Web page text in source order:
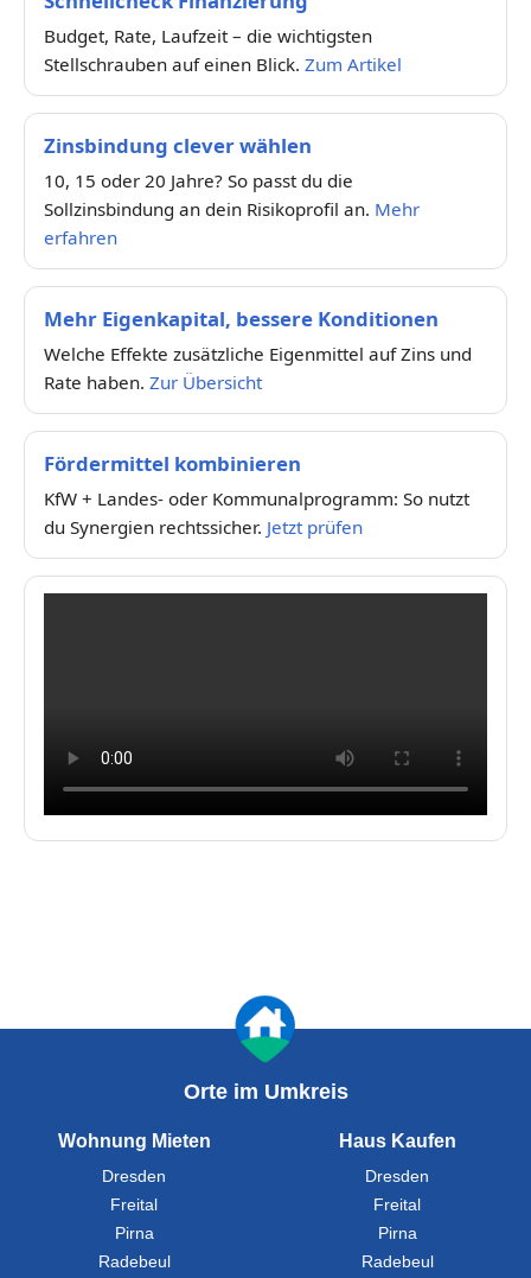
Budget, Rate, Laufzeit – die wichtigsten
Stellschrauben auf einen Blick. Zum Artikel
Zinsbindung clever wählen
10, 15 oder 20 Jahre? So passt du die
Sollzinsbindung an dein Risikoprofil an. Mehr
erfahren
Mehr Eigenkapital, bessere Konditionen
Welche Effekte zusätzliche Eigenmittel auf Zins und
Rate haben. Zur Übersicht
Fördermittel kombinieren
KfW + Landes- oder Kommunalprogramm: So nutzt
du Synergien rechtssicher. Jetzt prüfen
Orte im Umkreis
Wohnung Mieten
Dresden
Freital
Pirna
Radebeul
Haus Kaufen
Dresden
Freital
Pirna
Radebeul